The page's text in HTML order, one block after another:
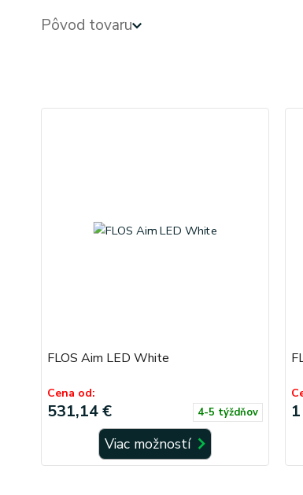
Pôvod tovaru
FLOS Aim LED White
Cena od:
531,14 € 4-5 týždňov
Viac možností